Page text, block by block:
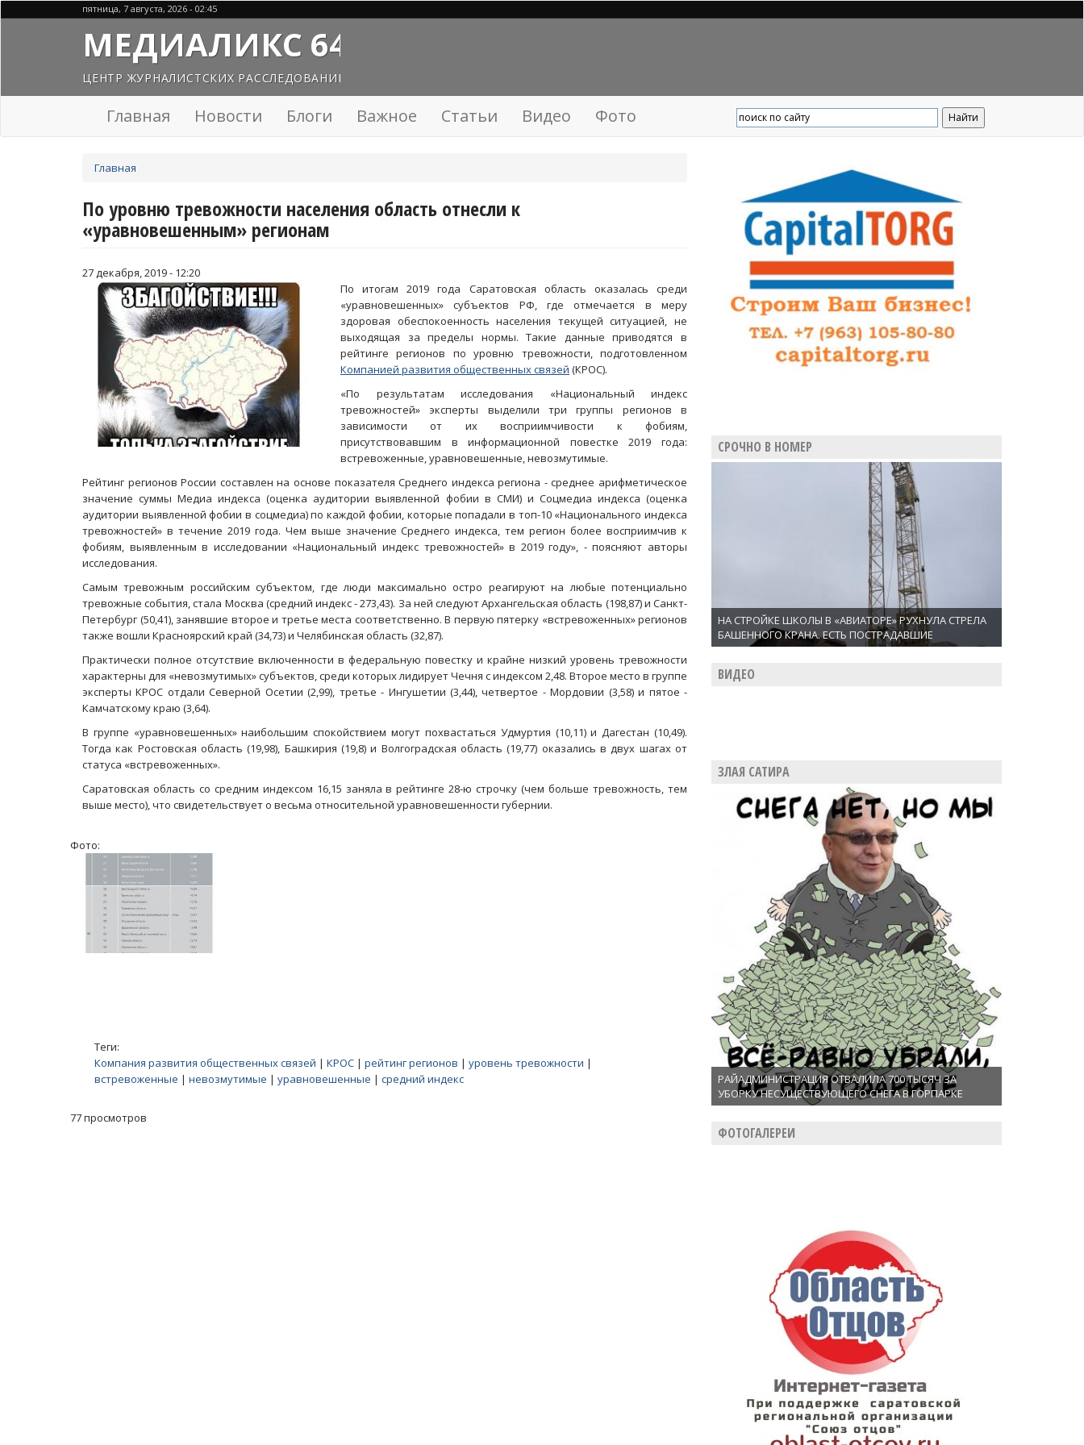
пятница, 7 августа, 2026 - 02:45
МЕДИАЛИКС 64
ЦЕНТР ЖУРНАЛИСТСКИХ РАССЛЕДОВАНИЙ
Главная Новости Блоги Важное Статьи Видео Фото
здесь
Главная
По уровню тревожности населения область отнесли к
«уравновешенным» регионам
27 декабря, 2019 - 12:20
По итогам 2019 года Саратовская область оказалась среди
«уравновешенных» субъектов РФ, где отмечается в меру
здоровая обеспокоенность населения текущей ситуацией, не
выходящая за пределы нормы. Такие данные приводятся в
рейтинге регионов по уровню тревожности, подготовленном
Компанией развития общественных связей (КРОС).
«По результатам исследования «Национальный индекс
тревожностей» эксперты выделили три группы регионов в
зависимости от их восприимчивости к фобиям,
присутствовавшим в информационной повестке 2019 года:
встревоженные, уравновешенные, невозмутимые.
Рейтинг регионов России составлен на основе показателя Среднего индекса региона - среднее арифметическое
значение суммы Медиа индекса (оценка аудитории выявленной фобии в СМИ) и Соцмедиа индекса (оценка
аудитории выявленной фобии в соцмедиа) по каждой фобии, которые попадали в топ-10 «Национального индекса
тревожностей» в течение 2019 года. Чем выше значение Среднего индекса, тем регион более восприимчив к
фобиям, выявленным в исследовании «Национальный индекс тревожностей» в 2019 году», - поясняют авторы
исследования.
Самым тревожным российским субъектом, где люди максимально остро реагируют на любые потенциально
тревожные события, стала Москва (средний индекс - 273,43). За ней следуют Архангельская область (198,87) и Санкт-
Петербург (50,41), занявшие второе и третье места соответственно. В первую пятерку «встревоженных» регионов
также вошли Красноярский край (34,73) и Челябинская область (32,87).
Практически полное отсутствие включенности в федеральную повестку и крайне низкий уровень тревожности
характерны для «невозмутимых» субъектов, среди которых лидирует Чечня с индексом 2,48. Второе место в группе
эксперты КРОС отдали Северной Осетии (2,99), третье - Ингушетии (3,44), четвертое - Мордовии (3,58) и пятое -
Камчатскому краю (3,64).
В группе «уравновешенных» наибольшим спокойствием могут похвастаться Удмуртия (10,11) и Дагестан (10,49).
Тогда как Ростовская область (19,98), Башкирия (19,8) и Волгоградская область (19,77) оказались в двух шагах от
статуса «встревоженных».
Саратовская область со средним индексом 16,15 заняла в рейтинге 28-ю строчку (чем больше тревожность, тем
выше место), что свидетельствует о весьма относительной уравновешенности губернии.
Фото:
Теги:
Компания развития общественных связей | КРОС | рейтинг регионов | уровень тревожности |
встревоженные | невозмутимые | уравновешенные | средний индекс
77 просмотров
СРОЧНО В НОМЕР
НА СТРОЙКЕ ШКОЛЫ В «АВИАТОРЕ» РУХНУЛА СТРЕЛА
БАШЕННОГО КРАНА. ЕСТЬ ПОСТРАДАВШИЕ
ВИДЕО
ЗЛАЯ САТИРА
РАЙАДМИНИСТРАЦИЯ ОТВАЛИЛА 700 ТЫСЯЧ ЗА
УБОРКУ НЕСУЩЕСТВУЮЩЕГО СНЕГА В ГОРПАРКЕ
ФОТОГАЛЕРЕИ